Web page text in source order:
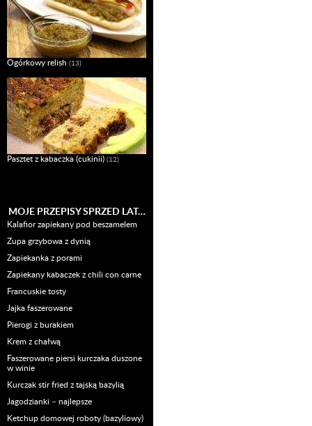
Ogórkowy relish (13)
Pasztet z kabaczka (cukinii) (12)
MOJE PRZEPISY SPRZED LAT…
Kalafior zapiekany pod beszamelem
Zupa grzybowa z dynią
Zapiekanka z porami
Zapiekany kabaczek z chili con carne
Francuskie tosty
Jajka faszerowane
Pierogi z burakiem
Krem z chałwą
Faszerowane piersi kurczaka duszone
w winie
Kurczak stir fried z tajską bazylią
Jagodzianki – najlepsze
Ketchup domowej roboty (bazyliowy)